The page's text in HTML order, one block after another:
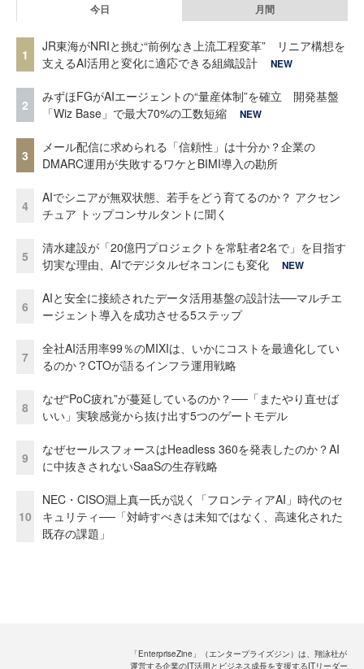
今日 月間
1
JR東海がNRIと挑む“前例なき上流工程変革” リニア構想を
支えるAI活用と変化に適応できる組織設計
NEW
2
みずほFGがAIエージェントの“量産体制”を確立 開発基盤
「Wiz Base」で最大70%の工数短縮
NEW
3
メール配信に求められる「信頼性」は十分か？企業の
DMARC運用が失敗するワケとBIMI導入の勘所
4
AIでシニアが無双状態、若手をどう育てるのか？ アクセン
チュア トップコンサルタントに聞く
5
清水建設が「20億円プロジェクトを常駐者2名で」を目指す
切実な理由、AIでデジタルゼネコンにも変化
NEW
6
AIと安全に接続されたデータ活用基盤の設計法──マルチエ
ージェント導入を成功させる5ステップ
7
全社AI活用率99％のMIXIは、いかにコストを最適化してい
るのか？CTOが語るインフラ運用戦略
8
なぜ“PoC疲れ”が蔓延しているのか？──「またやり直せば
いい」実験感覚から抜け出す5つのゲートモデル
9
なぜセールスフォースはHeadless 360を発表したのか？AI
に中抜きされないSaaSの生存戦略
10
NEC・CISO淵上真一氏が説く「フロンティアAI」時代のセ
キュリティ──「対峙すべきは未知ではなく、高速化された
既存の課題」
「EnterpriseZine」（エンタープライズジン）は、翔泳社が
運営する企業のIT活用とビジネス成長を支援するITリーダー